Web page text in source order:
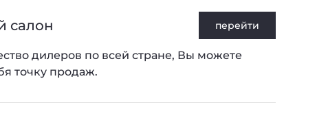
салон перейти
дилеров по всей стране, Вы можете
точку продаж.